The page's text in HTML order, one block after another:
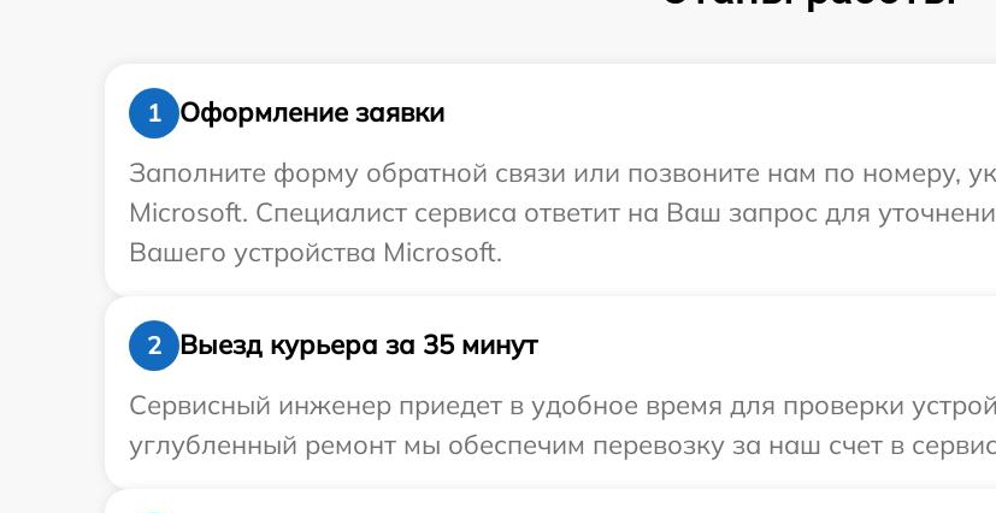
1
Оформление заявки
Заполните форму обратной связи или позвоните нам по номеру,
Microsoft. Специалист сервиса ответит на Ваш запрос для
Вашего устройства Microsoft.
2
Выезд курьера за 35 минут
Сервисный инженер приедет в удобное время для проверки
углубленный ремонт мы обеспечим перевозку за наш счет в